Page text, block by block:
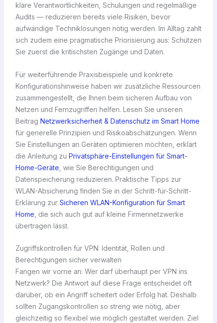
klare Verantwortlichkeiten, Schulungen und regelmäßige
Audits — reduzieren bereits viele Risiken, bevor
aufwändige Techniklösungen nötig werden. Im Alltag zahlt
sich zudem eine pragmatische Priorisierung aus: Schützen
Sie zuerst die kritischsten Zugänge und Daten.
Für weiterführende Praxisbeispiele und konkrete
Konfigurationshinweise haben wir zusätzliche Ressourcen
zusammengestellt, die Ihnen beim sicheren Aufbau von
Netzen und Fernzugriffen helfen. Lesen Sie unseren
Beitrag Netzwerksicherheit & Datenschutz im Smart Home
für generelle Prinzipien und Risikoabschätzungen. Wenn
Sie Einstellungen an Geräten optimieren möchten, erklärt
die Anleitung zu Privatsphäre-Einstellungen für Smart-
Home-Geräte , wie Sie Berechtigungen und
Datenspeicherung reduzieren. Praktische Tipps zur
WLAN-Absicherung finden Sie in der Schritt-für-Schritt-
Erklärung zur Sicheren WLAN-Konfiguration für Smart
Home , die sich auch gut auf kleine Firmennetzwerke
übertragen lässt.
Zugriffskontrollen für VPN: Identität, Rollen und
Berechtigungen sicher verwalten
Fangen wir vorne an: Wer darf überhaupt per VPN ins
Netzwerk? Die Antwort auf diese Frage entscheidet oft
darüber, ob ein Angriff scheitert oder Erfolg hat. Deshalb
sollten Zugangskontrollen so streng wie nötig, aber
gleichzeitig so flexibel wie möglich gestaltet werden. Ziel